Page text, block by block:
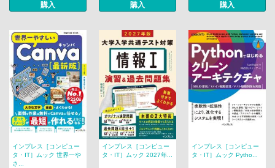
購入 購入 購入
インプレス［コンピュー
タ・IT］ムック 世界一や
さ...
インプレス［コンピュー
タ・IT］ムック 2027年...
インプレス［コンピュー
タ・IT］ムック Pytho...